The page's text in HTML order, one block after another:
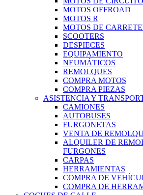
MOTOS OFFROAD
MOTOS R
MOTOS DE
SCOOTERS
DESPIECES
EQUIPAMIENTO
NEUMÁTICOS
REMOLQUES
COMPRA MOTOS
COMPRA PIEZAS
ASISTENCIA Y
CAMIONES
AUTOBUSES
FURGONETAS
VENTA DE
ALQUILER DE
FURGONES
CARPAS
HERRAMIENTAS
COMPRA DE
COMPRA DE